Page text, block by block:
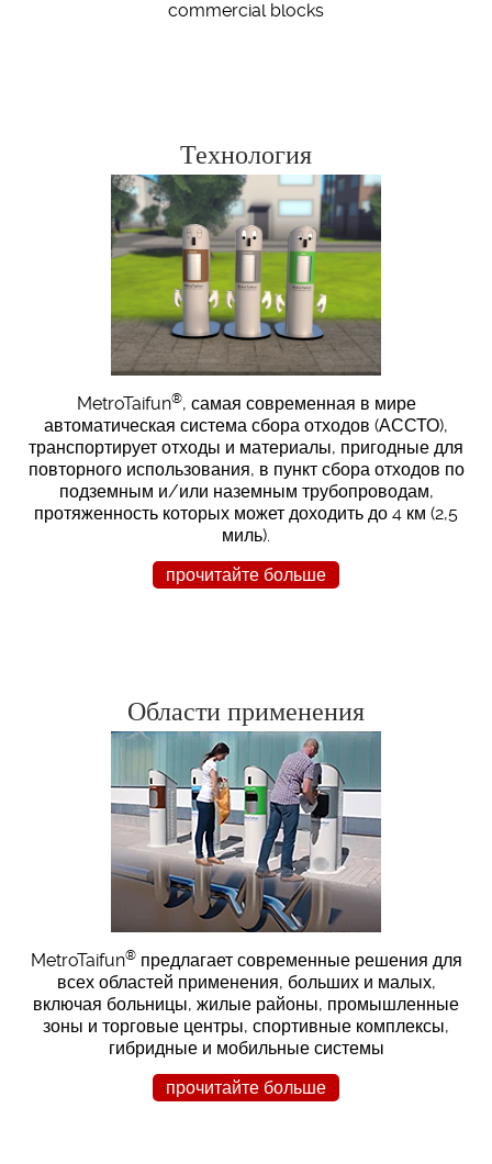
commercial blocks
Технология
MetroTaifun®, самая современная в мире
автоматическая система сбора отходов (АССТО),
транспортирует отходы и материалы, пригодные для
повторного использования, в пункт сбора отходов по
подземным и/или наземным трубопроводам,
протяженность которых может доходить до 4 км (2,5
миль).
прочитайте больше
Области применения
MetroTaifun®предлагает современные решения для
всех областей применения, больших и малых,
включая больницы, жилые районы, промышленные
зоны и торговые центры, спортивные комплексы,
гибридные и мобильные системы
прочитайте больше